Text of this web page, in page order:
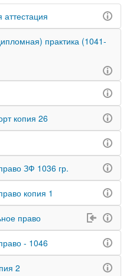
аттестация
практика (1041-
копия 26
ЗФ 1036 гр.
Международное частное право копия 1
право
- 1046
2